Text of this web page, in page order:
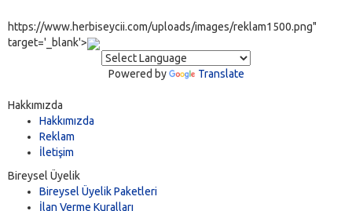
https://www.herbiseycii.com/uploads/images/reklam1500.png"
target='_blank'>
Powered by Translate
Hakkımızda
Hakkımızda
Reklam
İletişim
Bireysel Üyelik
Bireysel Üyelik Paketleri
İlan Verme Kuralları